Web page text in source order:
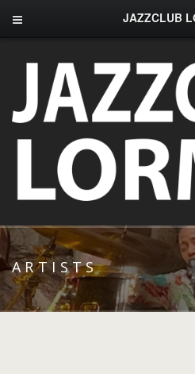
JAZZCLUB
ARTISTS